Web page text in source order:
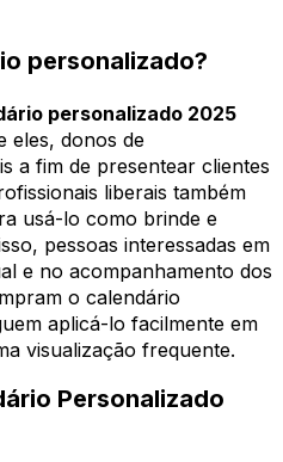
personalizado?
personalizado 2025
eles, donos de
a fim de presentear clientes
liberais também
usá-lo como brinde e
pessoas interessadas em
e no acompanhamento dos
o calendário
aplicá-lo facilmente em
visualização frequente.
Personalizado